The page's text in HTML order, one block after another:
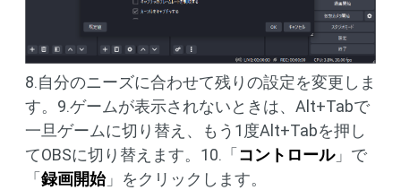
8.自分のニーズに合わせて残りの設定を変更しま
す。9.ゲームが表示されないときは、Alt+Tabで
一旦ゲームに切り替え、もう1度Alt+Tabを押し
てOBSに切り替えます。10.「 コントロール」で
「 録画開始」をクリックします。